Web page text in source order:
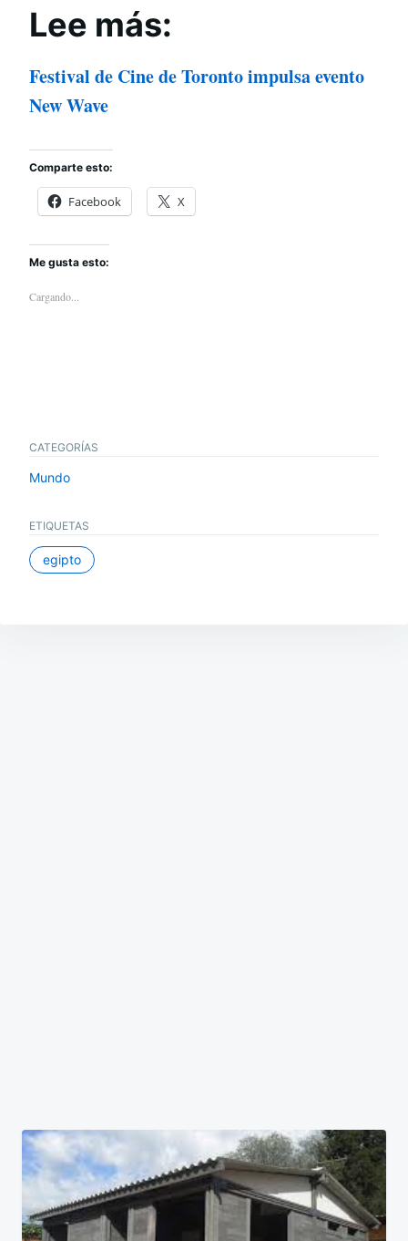
Lee más:
Festival de Cine de Toronto impulsa evento
New Wave
Comparte esto:
Facebook X
Me gusta esto:
Cargando...
CATEGORÍAS
Mundo
ETIQUETAS
egipto